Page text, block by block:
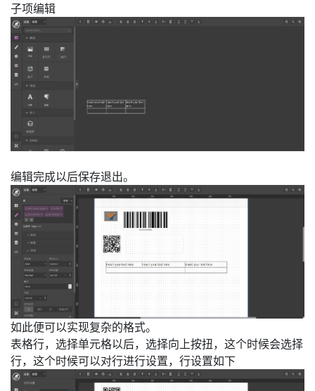
子项编辑
编辑完成以后保存退出。
如此便可以实现复杂的格式。
表格行，选择单元格以后，选择向上按扭，这个时候会选择
行，这个时候可以对行进行设置，行设置如下